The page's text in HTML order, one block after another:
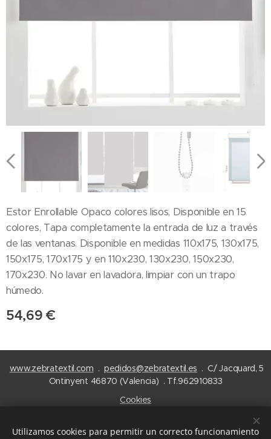
Estor Enrollable Opaco colores lisos, Disponible en 15
colores, Tapa completamente la entrada de luz a través
de las ventanas. Disponible en medidas 110x175, 130x175,
150x175, 170x175 y en 110x230, 130x230, 150x230,
170x230. No lavar en lavadora, limpiar con un trapo
húmedo.
54,69 €
www.zebratextil.com .pedidos@zebratextil.es . C/ Jacquard, 5
Ontinyent 46870 (Valencia) . Tf.962910833
Cookies
Utilizamos cookies para permitir un correcto funcionamiento